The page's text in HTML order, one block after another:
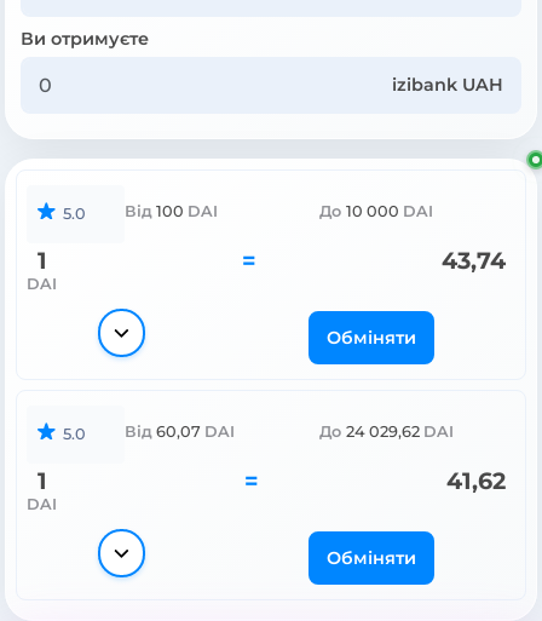
Ви отримуєте
izibank UAH
5.0 Від 100 DAI До 10 000 DAI
1
DAI
= 43,74
Обміняти
5.0 Від 60,07 DAI До 24 029,62 DAI
1
DAI
= 41,62
Обміняти